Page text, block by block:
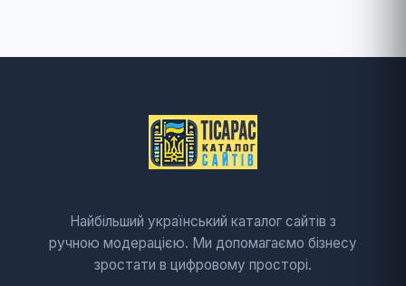
Найбільший український каталог сайтів з
ручною модерацією. Ми допомагаємо бізнесу
зростати в цифровому просторі.